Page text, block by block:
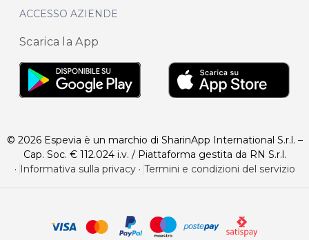
ACCESSO AZIENDE
Scarica la App
© 2026 Espevia è un marchio di SharinApp International S.r.l. –
Cap. Soc. € 112.024 i.v. / Piattaforma gestita da RN S.r.l.
·
Informativa sulla privacy· Termini e condizioni del servizio